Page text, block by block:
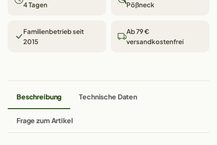
4 Tagen
Pößneck
Familienbetrieb seit
2015
Ab 79 €
versandkostenfrei
Beschreibung Technische Daten
Frage zum Artikel